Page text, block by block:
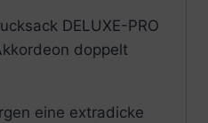
DELUXE-PRO
doppelt
eine extradicke